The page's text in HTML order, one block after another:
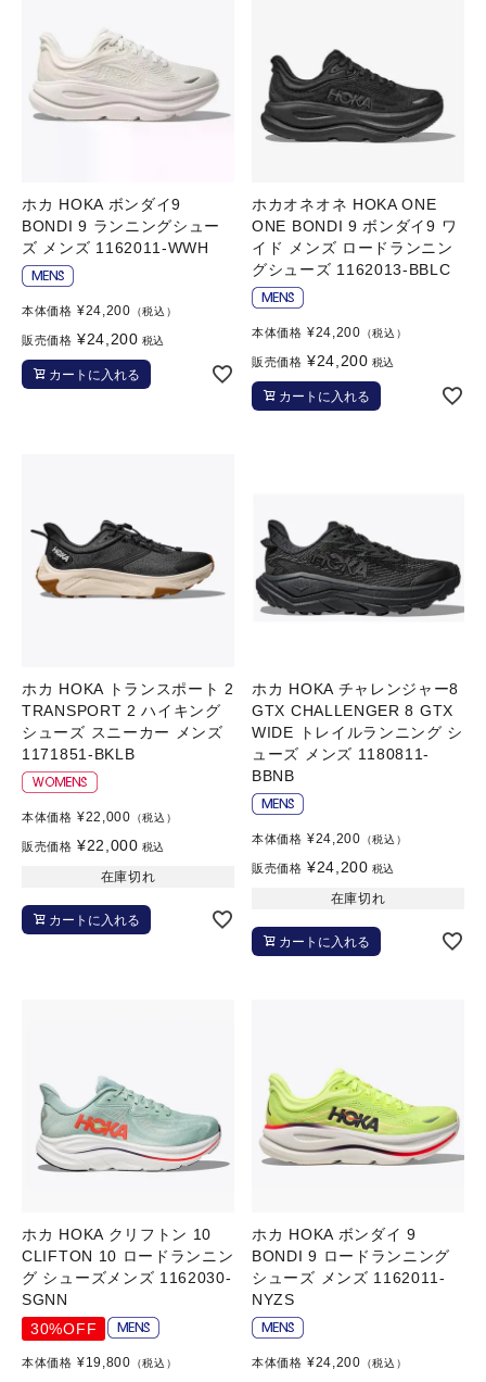
ホカ HOKA ボンダイ9
BONDI 9 ランニングシュー
ズ メンズ 1162011-WWH
本体価格 ¥24,200 （税込）
販売価格 ¥24,200 税込
カートに入れる
ホカオネオネ HOKA ONE
ONE BONDI 9 ボンダイ9 ワ
イド メンズ ロードランニン
グシューズ 1162013-BBLC
本体価格 ¥24,200 （税込）
販売価格 ¥24,200 税込
カートに入れる
ホカ HOKA トランスポート 2
TRANSPORT 2 ハイキング
シューズ スニーカー メンズ
1171851-BKLB
本体価格 ¥22,000 （税込）
販売価格 ¥22,000 税込
在庫切れ
カートに入れる
ホカ HOKA チャレンジャー8
GTX CHALLENGER 8 GTX
WIDE トレイルランニング シ
ューズ メンズ 1180811-
BBNB
本体価格 ¥24,200 （税込）
販売価格 ¥24,200 税込
在庫切れ
カートに入れる
ホカ HOKA クリフトン 10
CLIFTON 10 ロードランニン
グ シューズメンズ 1162030-
SGNN
30%OFF
本体価格 ¥19,800 （税込）
ホカ HOKA ボンダイ 9
BONDI 9 ロードランニング
シューズ メンズ 1162011-
NYZS
本体価格 ¥24,200 （税込）